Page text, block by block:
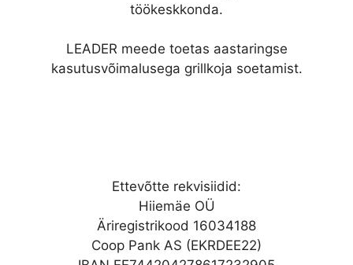
töökeskkonda.
LEADER meede toetas aastaringse
kasutusvõimalusega grillkoja soetamist.
Ettevõtte rekvisiidid:
Hiiemäe OÜ
Äriregistrikood 16034188
Coop Pank AS (EKRDEE22)